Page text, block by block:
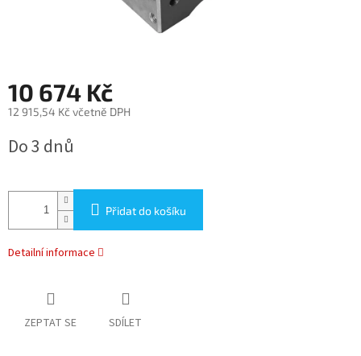
10 674 Kč
12 915,54 Kč včetně DPH
cena:
Do 3 dnů
Přidat do košíku
Detailní informace
ZEPTAT SE SDÍLET